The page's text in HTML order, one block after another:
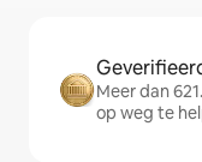
Meer dan
op weg te